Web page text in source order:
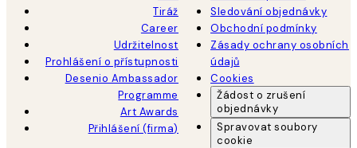
Tiráž
Career
Udržitelnost
Prohlášení o přístupnosti
Desenio Ambassador
Programme
Art Awards
Přihlášení (firma)
Sledování objednávky
Obchodní podmínky
Zásady ochrany osobních
údajů
Cookies
Žádost o zrušení
objednávky
Spravovat soubory
cookie